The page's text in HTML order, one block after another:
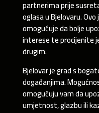
partnerima prije
oglasa u Bjelovaru.
omogućuje da bolje
interese te procijenite
drugim.
Bjelovar je grad s
događanjima.
omogućuju vam da
umjetnost, glazbu ili